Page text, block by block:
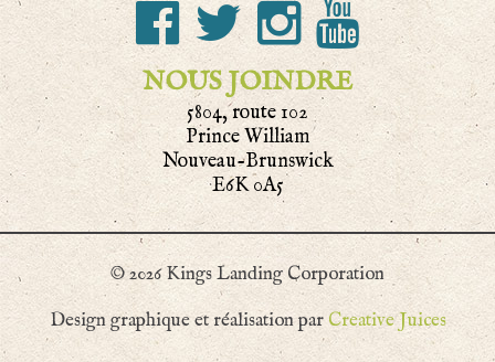
NOUS JOINDRE
5804, route 102
Prince William
Nouveau-Brunswick
E6K 0A5
© 2026 Kings Landing Corporation
Design graphique et réalisation par Creative Juices